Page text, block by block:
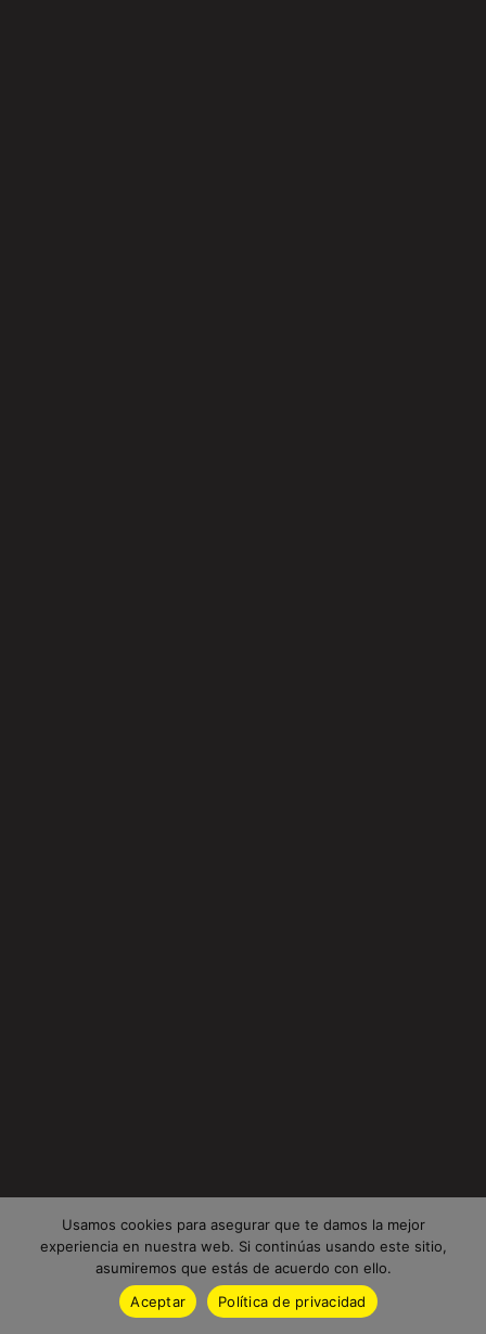
Usamos cookies para asegurar que te damos la mejor
experiencia en nuestra web. Si continúas usando este sitio,
asumiremos que estás de acuerdo con ello.
Aceptar
Política de privacidad